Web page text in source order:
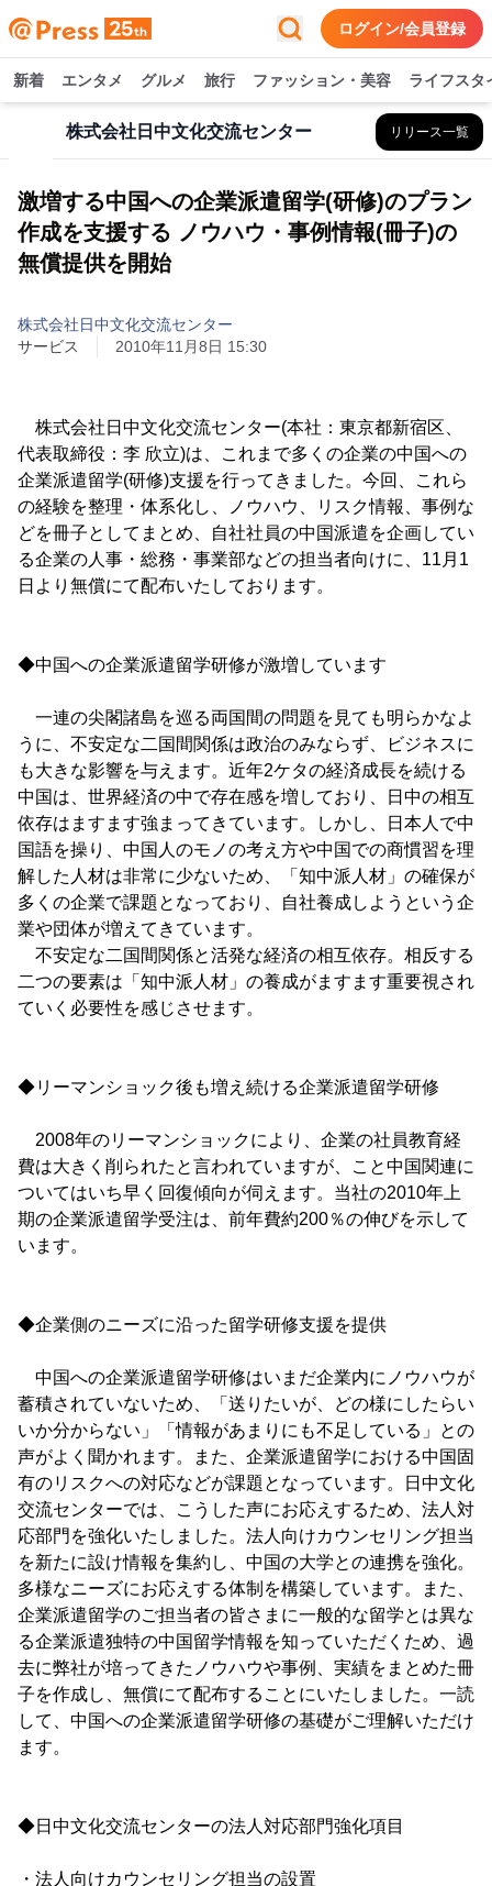
ログイン/会員登録
新着 エンタメ グルメ 旅行 ファッション・美容 ライフスタ
株式会社日中文化交流センター リリース一覧
激増する中国への企業派遣留学(研修)のプラン
作成を支援する ノウハウ・事例情報(冊子)の
無償提供を開始
株式会社日中文化交流センター
サービス
2010年11月8日 15:30
株式会社日中文化交流センター(本社：東京都新宿区、
代表取締役：李 欣立)は、これまで多くの企業の中国への
企業派遣留学(研修)支援を行ってきました。今回、これら
の経験を整理・体系化し、ノウハウ、リスク情報、事例な
どを冊子としてまとめ、自社社員の中国派遣を企画してい
る企業の人事・総務・事業部などの担当者向けに、11月1
日より無償にて配布いたしております。
◆中国への企業派遣留学研修が激増しています
一連の尖閣諸島を巡る両国間の問題を見ても明らかなよ
うに、不安定な二国間関係は政治のみならず、ビジネスに
も大きな影響を与えます。近年2ケタの経済成長を続ける
中国は、世界経済の中で存在感を増しており、日中の相互
依存はますます強まってきています。しかし、日本人で中
国語を操り、中国人のモノの考え方や中国での商慣習を理
解した人材は非常に少ないため、「知中派人材」の確保が
多くの企業で課題となっており、自社養成しようという企
業や団体が増えてきています。
不安定な二国間関係と活発な経済の相互依存。相反する
二つの要素は「知中派人材」の養成がますます重要視され
ていく必要性を感じさせます。
◆リーマンショック後も増え続ける企業派遣留学研修
2008年のリーマンショックにより、企業の社員教育経
費は大きく削られたと言われていますが、こと中国関連に
ついてはいち早く回復傾向が伺えます。当社の2010年上
期の企業派遣留学受注は、前年費約200％の伸びを示して
います。
◆企業側のニーズに沿った留学研修支援を提供
中国への企業派遣留学研修はいまだ企業内にノウハウが
蓄積されていないため、「送りたいが、どの様にしたらい
いか分からない」「情報があまりにも不足している」との
声がよく聞かれます。また、企業派遣留学における中国固
有のリスクへの対応などが課題となっています。日中文化
交流センターでは、こうした声にお応えするため、法人対
応部門を強化いたしました。法人向けカウンセリング担当
を新たに設け情報を集約し、中国の大学との連携を強化。
多様なニーズにお応えする体制を構築しています。また、
企業派遣留学のご担当者の皆さまに一般的な留学とは異な
る企業派遣独特の中国留学情報を知っていただくため、過
去に弊社が培ってきたノウハウや事例、実績をまとめた冊
子を作成し、無償にて配布することにいたしました。一読
して、中国への企業派遣留学研修の基礎がご理解いただけ
ます。
◆日中文化交流センターの法人対応部門強化項目
・法人向けカウンセリング担当の設置